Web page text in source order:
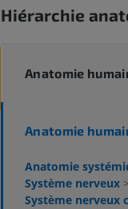
Hiérarchie
Anatomie
Anatomie
Anatomie
Système nerveux >
Système nerveux